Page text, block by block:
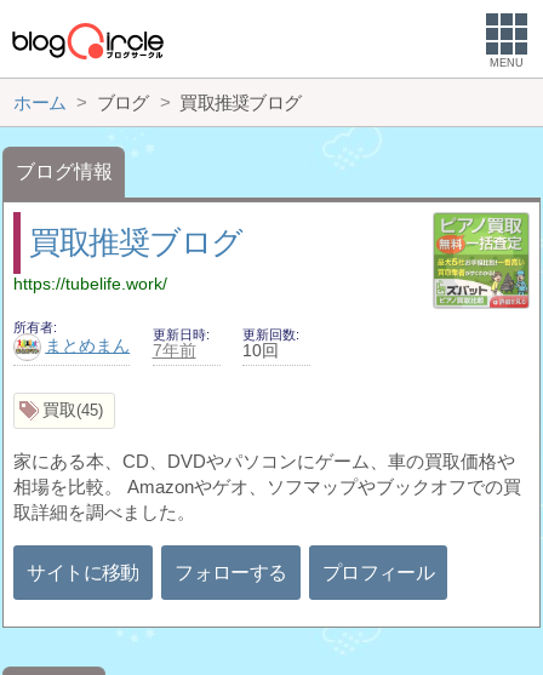
MENU
ホーム ブログ 買取推奨ブログ
ブログ情報
買取推奨ブログ
https://tubelife.work/
所有者
まとめまん
更新日時
7年前
更新回数
10回
買取 45
家にある本、CD、DVDやパソコンにゲーム、車の買取価格や
相場を比較。 Amazonやゲオ、ソフマップやブックオフでの買
取詳細を調べました。
サイトに移動 フォローする プロフィール